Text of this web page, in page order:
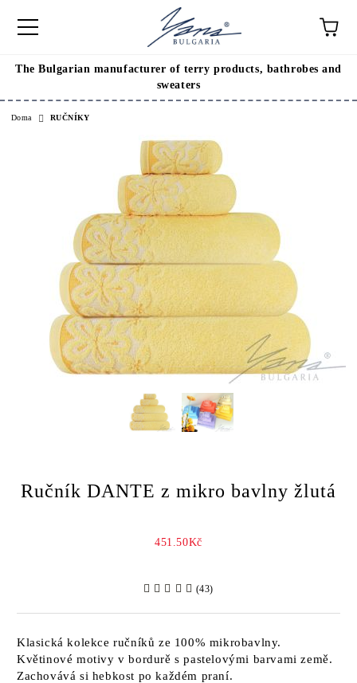
The Bulgarian manufacturer of terry products, bathrobes and
sweaters
Doma RUČNÍKY
Ručník DANTE z mikro bavlny žlutá
451.50Kč
(43)
Klasická kolekce ručníků ze 100% mikrobavlny.
Květinové motivy v bordurě s pastelovými barvami země.
Zachovává si hebkost po každém praní.